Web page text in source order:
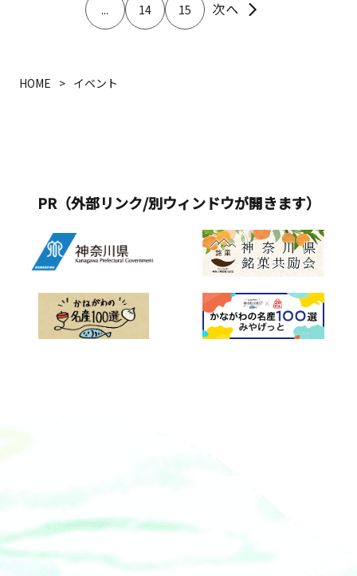
... 14 15
HOME イベント
PR（外部リンク/別ウィンドウが開きます）